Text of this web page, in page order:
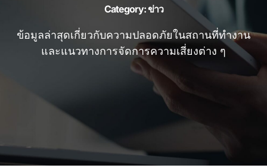
Category: ข่าว
ข้อมูลล่าสุดเกี่ยวกับความปลอดภัยในสถานที่ทำงาน
และแนวทางการจัดการความเสี่ยงต่าง ๆ